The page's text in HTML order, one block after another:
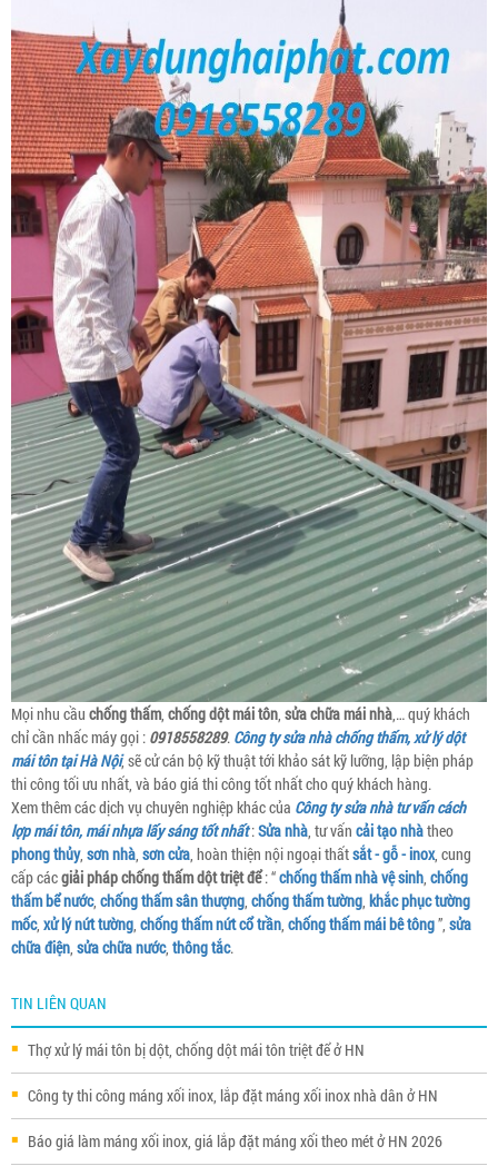
Mọi nhu cầu chống thấm, chống dột mái tôn, sửa chữa mái nhà,… quý khách
chỉ cần nhấc máy gọi : 0918558289. Công ty sửa nhà chống thấm, xử lý dột
mái tôn tại Hà Nội, sẽ cử cán bộ kỹ thuật tới khảo sát kỹ lưỡng, lập biện pháp
thi công tối ưu nhất, và báo giá thi công tốt nhất cho quý khách hàng.
Xem thêm các dịch vụ chuyên nghiệp khác của Công ty sửa nhà tư vấn cách
lợp mái tôn, mái nhựa lấy sáng tốt nhất:Sửa nhà, tư vấn cải tạo nhàtheo
phong thủy, sơn nhà, sơn cửa, hoàn thiện nội ngoại thấtsắt - gỗ - inox, cung
cấp cácgiải pháp chống thấm dột triệt để: “chống thấm nhà vệ sinh, chống
thấm bể nước, chống thấm sân thượng, chống thấm tường, khắc phục tường
mốc, xử lý nứt tường, chống thấm nứt cổ trần, chống thấm mái bê tông”, sửa
chữa điện, sửa chữa nước, thông tắc.
TIN LIÊN QUAN
Thợ xử lý mái tôn bị dột, chống dột mái tôn triệt để ở HN
Công ty thi công máng xối inox, lắp đặt máng xối inox nhà dân ở HN
Báo giá làm máng xối inox, giá lắp đặt máng xối theo mét ở HN 2026